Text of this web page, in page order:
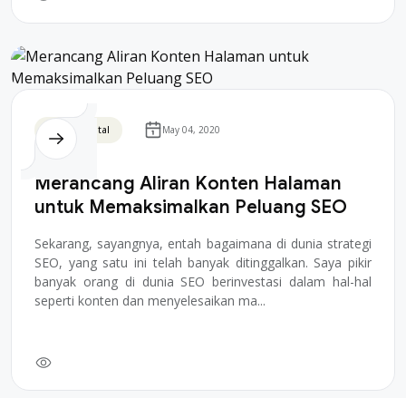
Bisnis Digital May 04, 2020
Merancang Aliran Konten Halaman
untuk Memaksimalkan Peluang SEO
Sekarang, sayangnya, entah bagaimana di dunia strategi
SEO, yang satu ini telah banyak ditinggalkan. Saya pikir
banyak orang di dunia SEO berinvestasi dalam hal-hal
seperti konten dan menyelesaikan ma...